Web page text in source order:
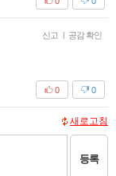
신고 | 공감 확인
0
0
새로고침
등록